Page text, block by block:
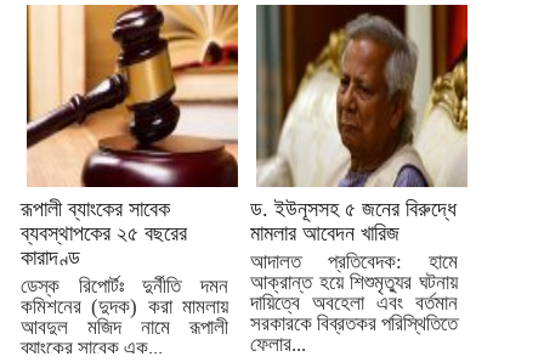
রূপালী ব্যাংকের সাবেক
ব্যবস্থাপকের ২৫ বছরের
কারাদণ্ড
ডেস্ক রিপোর্টঃ দুর্নীতি দমন
কমিশনের (দুদক) করা মামলায়
আবদুল মজিদ নামে রূপালী
ব্যাংকের সাবেক এক...
ড. ইউনূসসহ ৫ জনের বিরুদ্ধে
মামলার আবেদন খারিজ
আদালত প্রতিবেদক: হামে
আক্রান্ত হয়ে শিশুমৃত্যুর ঘটনায়
দায়িত্বে অবহেলা এবং বর্তমান
সরকারকে বিব্রতকর পরিস্থিতিতে
ফেলার...